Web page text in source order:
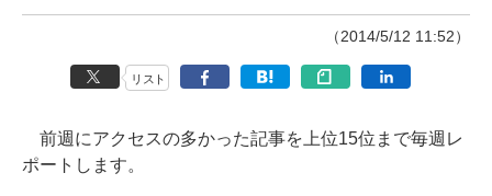
（2014/5/12 11:52）
リスト
前週にアクセスの多かった記事を上位15位まで毎週レ
ポートします。